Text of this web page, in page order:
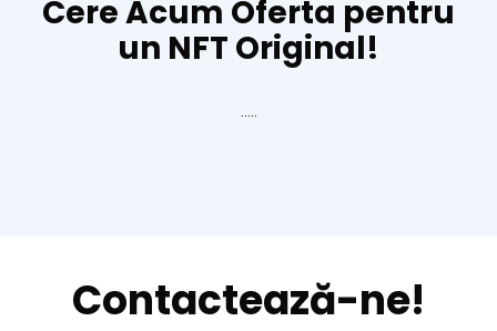
Cere Acum Oferta pentru
un NFT Original!
.....
Contactează-ne!